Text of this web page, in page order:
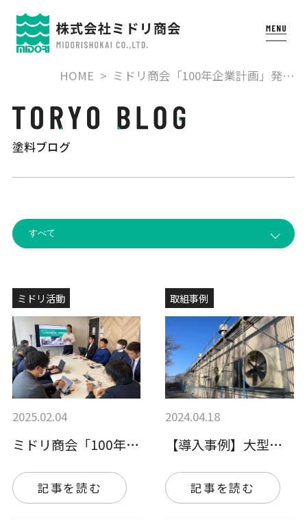
HOME ミドリ商会「100年企業計画」発…
塗料ブログ
ミドリ活動
2025.02.04
ミドリ商会「100年企業計画」発表会を開…
記事を読む
取組事例
2024.04.18
【導入事例】大型換気扇Y600Dが職場環…
記事を読む